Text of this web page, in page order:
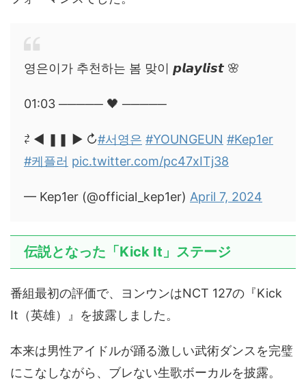
영은이가 추천하는 봄 맞이 𝙥𝙡𝙖𝙮𝙡𝙞𝙨𝙩 🌸
01:03 ───── 🖤 ─────
⇄ ◀ ❚❚ ▶ ↻#서영은 #YOUNGEUN #Kep1er
#케플러 pic.twitter.com/pc47xITj38
— Kep1er (@official_kep1er) April 7, 2024
伝説となった「Kick It」ステージ
番組最初の評価で、ヨンウンはNCT 127の『Kick
It（英雄）』を披露しました。
本来は男性アイドルが踊る激しい武術ダンスを完璧
にこなしながら、ブレない生歌ボーカルを披露。